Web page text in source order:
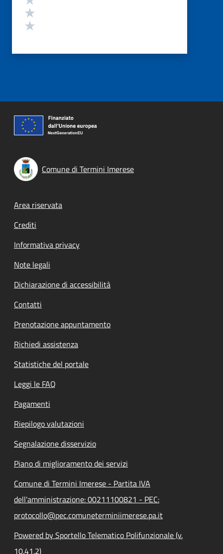
Comune di Termini Imerese
Footer menu
Area riservata
Crediti
Informativa privacy
Note legali
Dichiarazione di accessibilità
Contatti
Prenotazione appuntamento
Richiedi assistenza
Statistiche del portale
Leggi le FAQ
Pagamenti
Riepilogo valutazioni
Segnalazione disservizio
Piano di miglioramento dei servizi
Comune di Termini Imerese - Partita IVA
dell'amministrazione: 00211100821 - PEC:
protocollo@pec.comuneterminiimerese.pa.it
Powered by Sportello Telematico Polifunzionale (v.
10.41.2)